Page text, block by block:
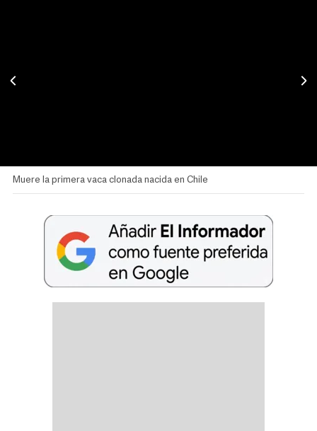
Muere la primera vaca clonada nacida en Chile